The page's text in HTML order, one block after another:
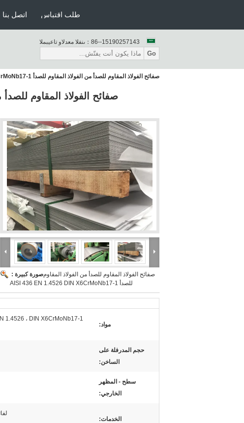
اتصل بنا طلب اقتباس
المبيعات والدعم الفنى： 86--15190257143
Go
صفائح الفولاذ المقاوم للصدأ من الفولاذ المقاوم للصدأ AISI 436 EN 1.4526 DIN X6CrMoNb17-1
صورة كبيرة :صفائح الفولاذ المقاوم للصدأ من الفولاذ المقاوم
للصدأ AISI 436 EN 1.4526 DIN X6CrMoNb17-1
مواد:
حجم المدرفلة على
الساخن:
سطح - المظهر
الخارجي:
الخدمات: